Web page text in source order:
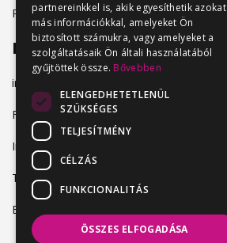
Regisztráció
Elérhetőség
info@vendeglatosmelok.hu
Facebook
Instagram
TikTok
Blog
partnereinkkel is, akik egyesíthetik azokat
más információkkal, amelyeket Ön
biztosított számukra, vagy amelyeket a
szolgáltatásaik Ön általi használatából
gyűjtöttek össze. Bővebben
ELENGEDHETETLENÜL
SZÜKSÉGES
TELJESÍTMÉNY
CÉLZÁS
FUNKCIONALITÁS
ÖSSZES ELFOGADÁSA